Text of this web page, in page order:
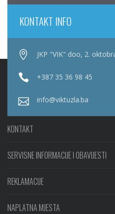
KONTAKT INFO
JKP "VIK" doo, 2.
+387 35 36 98 45
info@viktuzla.ba
KONTAKT
SERVISNE INFORMACIJE I OBAVIJESTI
REKLAMACIJE
NAPLATNA MJESTA